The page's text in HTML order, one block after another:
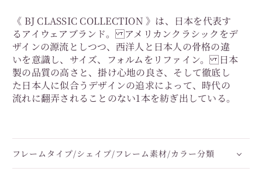
《 BJ CLASSIC COLLECTION 》は、日本を代表す
るアイウェアブランド。 アメリカンクラシックをデ
ザインの源流としつつ、西洋人と日本人の骨格の違
いを意識し、サイズ、フォルムをリファイン。 日本
製の品質の高さと、掛け心地の良さ、そして徹底し
た日本人に似合うデザインの追求によって、時代の
流れに翻弄されることのない1本を紡ぎ出している。
フレームタイプ/シェイプ/フレーム素材/カラー分類